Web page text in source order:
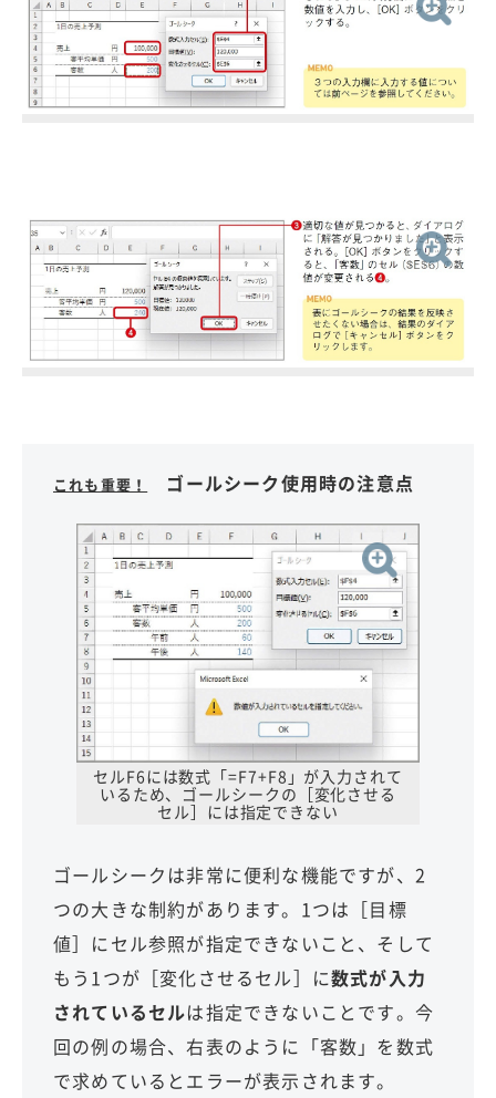
これも重要！ ゴールシーク使用時の注意点
セルF6には数式「=F7+F8」が入力されて
いるため、ゴールシークの［変化させる
セル］には指定できない
ゴールシークは非常に便利な機能ですが、2
つの大きな制約があります。1つは［目標
値］にセル参照が指定できないこと、そして
もう1つが［変化させるセル］に数式が入力
されているセルは指定できないことです。今
回の例の場合、右表のように「客数」を数式
で求めているとエラーが表示されます。